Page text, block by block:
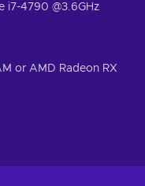
i7-4790 @3.6GHz
or AMD Radeon RX